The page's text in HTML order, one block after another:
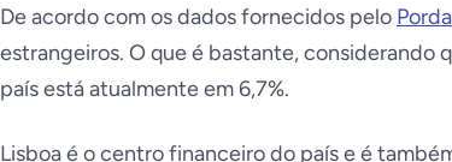
De acordo com os dados fornecidos pelo
estrangeiros. O que é bastante, considerando
país está atualmente em 6,7%.
Lisboa é o centro financeiro do país e é